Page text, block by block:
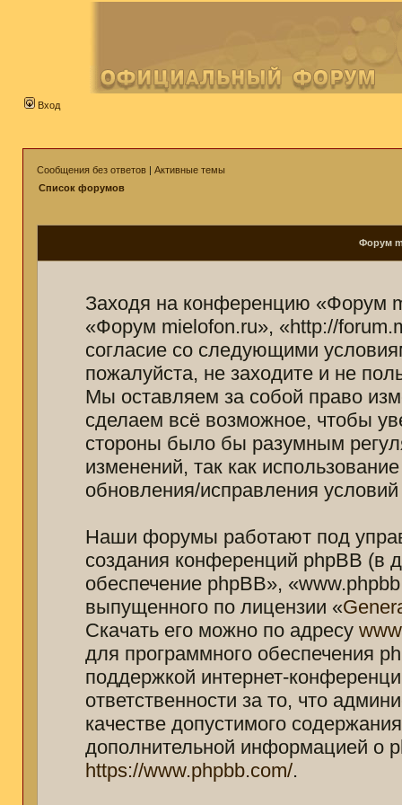
Вход
Сообщения без ответов | Активные темы
Список форумов
Форум
Заходя на конференцию «Форум
«Форум mielofon.ru», «http://
согласие со следующими
пожалуйста, не заходите и не
Мы оставляем за собой право
сделаем всё возможное, чтобы
стороны было бы разумным
изменений, так как
обновления/исправления
Наши форумы работают под
создания конференций phpBB (в
обеспечение phpBB»,
выпущенного по лицензии «
Скачать его можно по адресу
для программного обеспечения
поддержкой интернет-
ответственности за то, что
качестве допустимого
дополнительной информацией о
https://www.phpbb.com/.